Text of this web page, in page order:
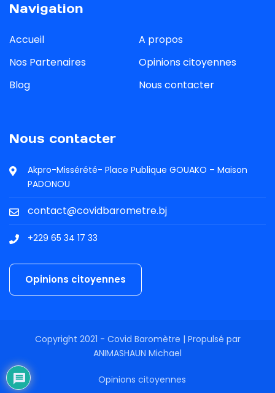
Navigation
Accueil
A propos
Nos Partenaires
Opinions citoyennes
Blog
Nous contacter
Nous contacter
Akpro-Missérété- Place Publique GOUAKO – Maison
PADONOU
contact@covidbarometre.bj
+229 65 34 17 33
Opinions citoyennes
Copyright 2021 - Covid Baromètre | Propulsé par
ANIMASHAUN Michael
Opinions citoyennes